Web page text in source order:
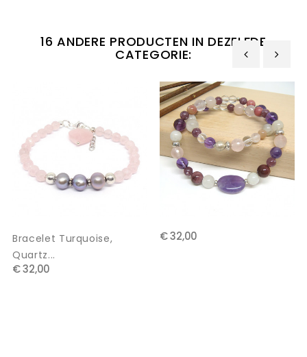
16 ANDERE PRODUCTEN IN DEZELFDE
CATEGORIE:
Bracelet Turquoise,
Quartz...
€ 32,00
€ 32,00